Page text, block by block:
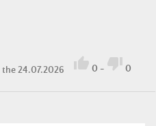
the 24.07.2026  0 -  0